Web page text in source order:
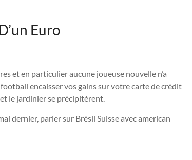
Euro
et en particulier aucune joueuse nouvelle n’a
encaisser vos gains sur votre carte de crédit
le jardinier se précipitèrent.
dernier, parier sur Brésil Suisse avec american